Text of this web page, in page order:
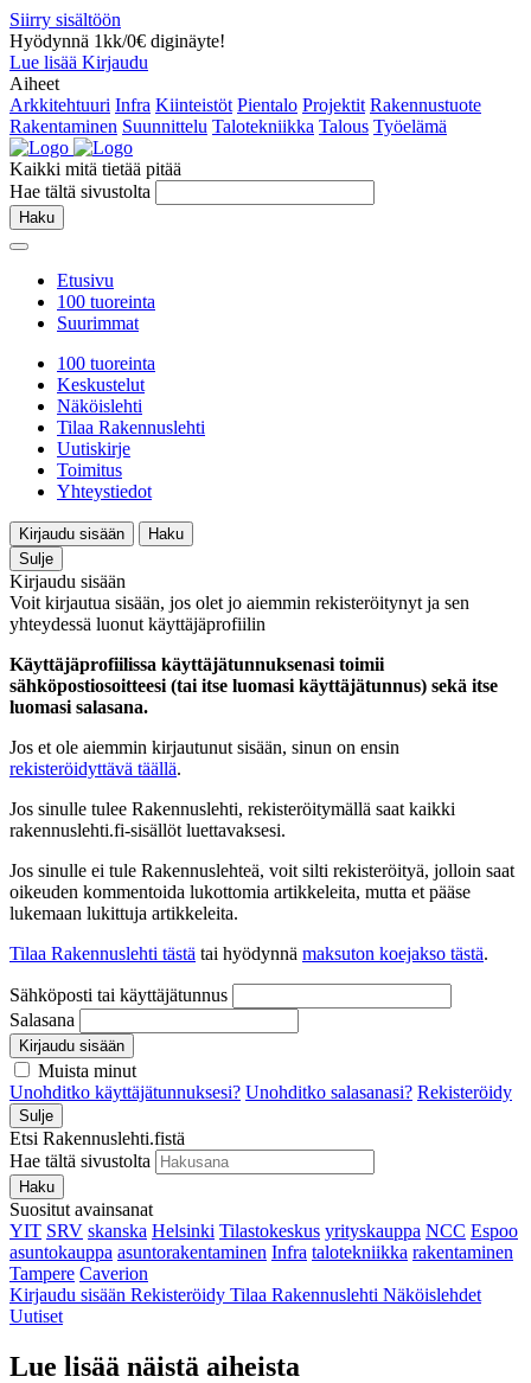
Siirry sisältöön
Hyödynnä 1kk/0€ diginäyte!
Lue lisää Kirjaudu
Aiheet
Arkkitehtuuri Infra Kiinteistöt Pientalo Projektit Rakennustuote
Rakentaminen Suunnittelu Talotekniikka Talous Työelämä
Kaikki mitä tietää pitää
Hae tältä sivustolta
Haku
Etusivu
100 tuoreinta
Suurimmat
100 tuoreinta
Keskustelut
Näköislehti
Tilaa Rakennuslehti
Uutiskirje
Toimitus
Yhteystiedot
Kirjaudu sisään
Haku
Sulje
Kirjaudu sisään
Voit kirjautua sisään, jos olet jo aiemmin rekisteröitynyt ja sen
yhteydessä luonut käyttäjäprofiilin
Käyttäjäprofiilissa käyttäjätunnuksenasi toimii
sähköpostiosoitteesi (tai itse luomasi käyttäjätunnus) sekä itse
luomasi salasana.
Jos et ole aiemmin kirjautunut sisään, sinun on ensin
rekisteröidyttävä täällä.
Jos sinulle tulee Rakennuslehti, rekisteröitymällä saat kaikki
rakennuslehti.fi-sisällöt luettavaksesi.
Jos sinulle ei tule Rakennuslehteä, voit silti rekisteröityä, jolloin saat
oikeuden kommentoida lukottomia artikkeleita, mutta et pääse
lukemaan lukittuja artikkeleita.
Tilaa Rakennuslehti tästä tai hyödynnä maksuton koejakso tästä.
Sähköposti tai käyttäjätunnus
Salasana
Kirjaudu sisään
Muista minut
Unohditko käyttäjätunnuksesi? Unohditko salasanasi? Rekisteröidy
Sulje
Etsi Rakennuslehti.fistä
Hae tältä sivustolta
Haku
Suositut avainsanat
YIT SRV skanska Helsinki Tilastokeskus yrityskauppa NCC Espoo
asuntokauppa asuntorakentaminen Infra talotekniikka rakentaminen
Tampere Caverion
Kirjaudu sisään Rekisteröidy Tilaa Rakennuslehti Näköislehdet
Uutiset
Lue lisää näistä aiheista